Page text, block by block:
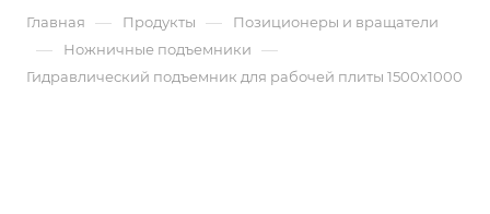
Главная — Продукты — Позиционеры и вращатели
— Ножничные подъемники —
Гидравлический подъемник для рабочей плиты 1500х1000